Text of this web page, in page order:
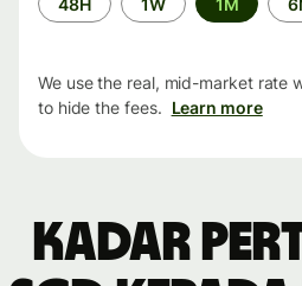
period
We use the real, mid-market rate
to hide the fees. Learn more
Kadar